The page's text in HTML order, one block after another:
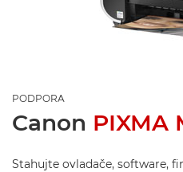
PODPORA
Canon PIXMA
Stahujte ovladače, software,